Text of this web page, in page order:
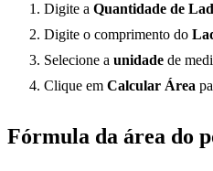
Digite a Quantidade de
Digite o comprimento do
Selecione a unidade de
Clique em Calcular Área
Fórmula da área do